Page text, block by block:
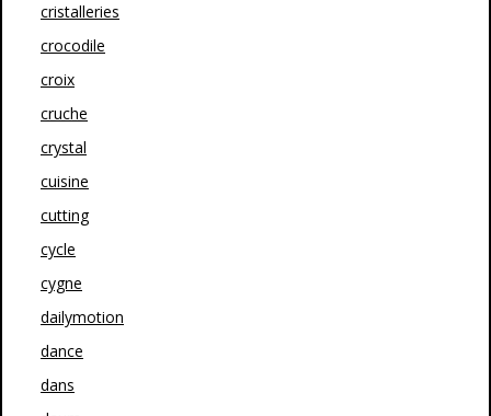
cristalleries
crocodile
croix
cruche
crystal
cuisine
cutting
cycle
cygne
dailymotion
dance
dans